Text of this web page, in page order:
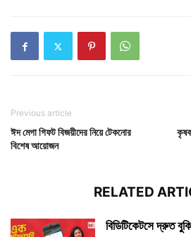
Previous article
ঈদ মেগা গিফট বিজয়ীদের নিয়ে টেকনোর
বিশেষ আয়োজন
কৃষক
RELATED
বিডিটিকেটসে দ্রুত